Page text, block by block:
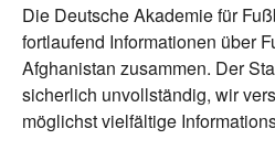
Die Deutsche Akademie für
fortlaufend Informationen über
Afghanistan zusammen. Der
sicherlich unvollständig, wir
möglichst vielfältige